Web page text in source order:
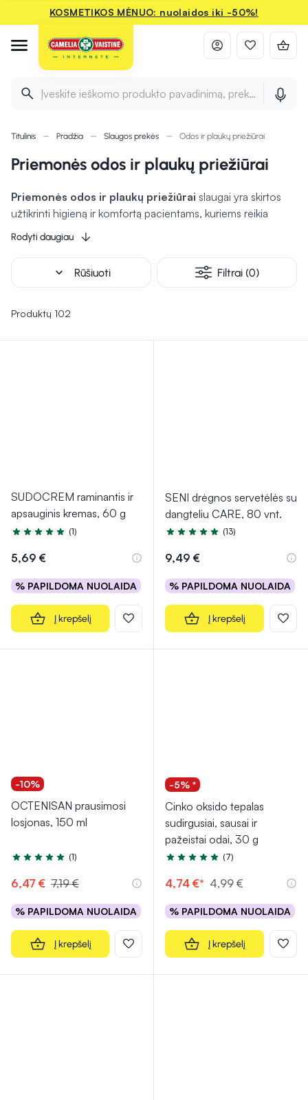
KOSMETIKOS MĖNUO: nuolaidos iki -50%!
Įveskite ieškomo produkto pavadinimą, prekės ženklą ir
Titulinis Pradžia Slaugos prekės Odos ir plaukų priežiūrai
Priemonės odos ir plaukų priežiūrai
Priemonės odos ir plaukų priežiūrai slaugai yra skirtos
užtikrinti higieną ir komfortą pacientams, kuriems reikia
ypatingos priežiūros.
greitai ir švelniai nuvalyti odą
švarą, prausimosi losjonas ne tik valo odą, bet ir drėkina, o
drėgnos valymo pirštinės naudojamos odos valymui
kremas su šlapalu
Rodyti daugiau
expand_more Rūšiuoti Filtrai (0)
Produktų 102
SUDOCREM raminantis ir
apsauginis kremas, 60 g
Įvertinimas 5.0 iš 5
(1)
5,69 €
% PAPILDOMA NUOLAIDA
Į krepšelį
SENI drėgnos servetėlės su
dangteliu CARE, 80 vnt.
Įvertinimas 5.0 iš 5
(13)
9,49 €
% PAPILDOMA NUOLAIDA
Į krepšelį
-10%
OCTENISAN prausimosi
losjonas, 150 ml
Įvertinimas 5.0 iš 5
(1)
6,47 € 7,19 €
% PAPILDOMA NUOLAIDA
Į krepšelį
-5% *
Cinko oksido tepalas
sudirgusiai, sausai ir
pažeistai odai, 30 g
Įvertinimas 4.7 iš 5
(7)
4,74 €* 4,99 €
% PAPILDOMA NUOLAIDA
Į krepšelį